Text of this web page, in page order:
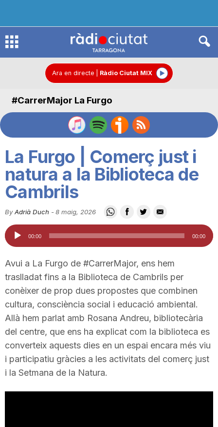
R
d
C
u
t
a
Ara en directe Ràdio Ciutat MIX
#CarrerMajor La Furgo
La Furgo | Comerç just i
natura a la Biblioteca de
Cambrils
By Adrià Duch -8 maig, 2026
Reproductor
d'àudio
00:00 00:00
Avui a La Furgo de #CarrerMajor, ens hem
traslladat fins a la Biblioteca de Cambrils per
conèixer de prop dues propostes que combinen
cultura, consciència social i educació ambiental.
Allà hem parlat amb Rosana Andreu, bibliotecària
del centre, que ens ha explicat com la biblioteca es
converteix aquests dies en un espai encara més viu
i participatiu gràcies a les activitats del comerç just
i la Setmana de la Natura.